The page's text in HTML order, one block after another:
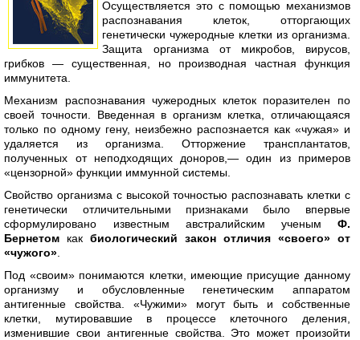
Осуществляется это с помощью механизмов
распознавания клеток, отторгающих
генетически чужеродные клетки из организма.
Защита организма от микробов, вирусов,
грибков — существенная, но производная частная функция
иммунитета.
Механизм распознавания чужеродных клеток поразителен по
своей точности. Введенная в организм клетка, отличающаяся
только по одному гену, неизбежно распознается как «чужая» и
удаляется из организма. Отторжение трансплантатов,
полученных от неподходящих доноров,— один из примеров
«цензорной» функции иммунной системы.
Свойство организма с высокой точностью распознавать клетки с
генетически отличительными признаками было впервые
сформулировано известным австралийским ученым Ф.
Бернетом какбиологический закон отличия «своего» от
«чужого»
Под «своим» понимаются клетки, имеющие присущие данному
организму и обусловленные генетическим аппаратом
антигенные свойства. «Чужими» могут быть и собственные
клетки, мутировавшие в процессе клеточного деления,
изменившие свои антигенные свойства. Это может произойти